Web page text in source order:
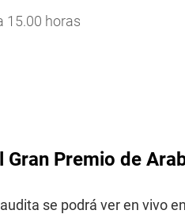
15.00 horas
Gran Premio de
se podrá ver en vivo